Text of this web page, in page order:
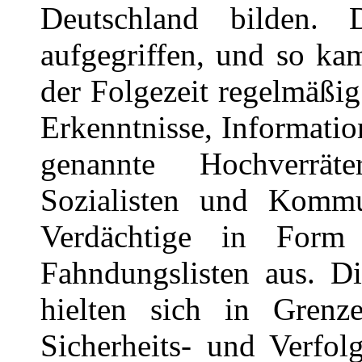
Deutschland bilden.
aufgegriffen, und so
der Folgezeit
Erkenntnisse,
genannte
Sozialisten und
Verdächtige in Form
Fahndungslisten aus.
hielten sich in
Sicherheits- und